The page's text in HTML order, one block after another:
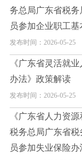
务总局广东省税
员参加企业职工
发布时间：2026-05-25
《广东省灵活就
办法》政策解读
发布时间：2026-05-25
《广东省人力资
税务总局广东省
员参加失业保险